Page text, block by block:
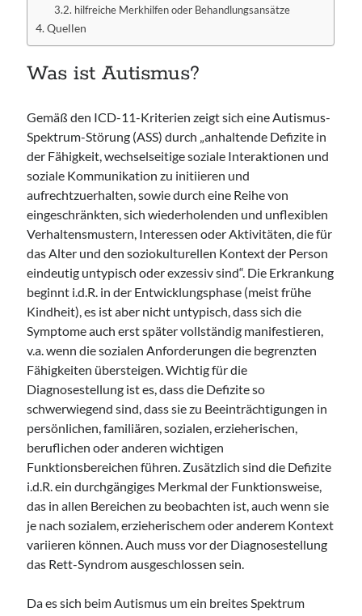
hilfreiche Merkhilfen oder Behandlungsansätze
Quellen
Was ist Autismus?
Gemäß den ICD-11-Kriterien zeigt sich eine Autismus-
Spektrum-Störung (ASS) durch „anhaltende Defizite in
der Fähigkeit, wechselseitige soziale Interaktionen und
soziale Kommunikation zu initiieren und
aufrechtzuerhalten, sowie durch eine Reihe von
eingeschränkten, sich wiederholenden und unflexiblen
Verhaltensmustern, Interessen oder Aktivitäten, die für
das Alter und den soziokulturellen Kontext der Person
eindeutig untypisch oder exzessiv sind“. Die Erkrankung
beginnt i.d.R. in der Entwicklungsphase (meist frühe
Kindheit), es ist aber nicht untypisch, dass sich die
Symptome auch erst später vollständig manifestieren,
v.a. wenn die sozialen Anforderungen die begrenzten
Fähigkeiten übersteigen. Wichtig für die
Diagnosestellung ist es, dass die Defizite so
schwerwiegend sind, dass sie zu Beeinträchtigungen in
persönlichen, familiären, sozialen, erzieherischen,
beruflichen oder anderen wichtigen
Funktionsbereichen führen. Zusätzlich sind die Defizite
i.d.R. ein durchgängiges Merkmal der Funktionsweise,
das in allen Bereichen zu beobachten ist, auch wenn sie
je nach sozialem, erzieherischem oder anderem Kontext
variieren können. Auch muss vor der Diagnosestellung
das Rett-Syndrom ausgeschlossen sein.
Da es sich beim Autismus um ein breites Spektrum